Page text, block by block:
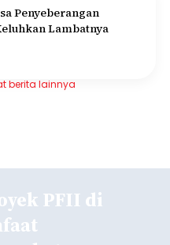
Penyeberangan
Lambatnya
berita lainnya
PFII di